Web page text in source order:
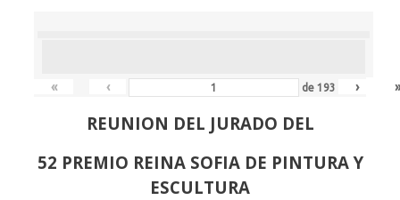
« ‹ de193 ›
REUNION DEL JURADO DEL
52 PREMIO REINA SOFIA DE PINTURA Y
ESCULTURA